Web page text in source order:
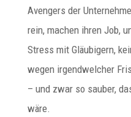
Avengers der
rein, machen ihren Job,
Stress mit Gläubigern,
wegen irgendwelcher
– und zwar so sauber,
wäre.